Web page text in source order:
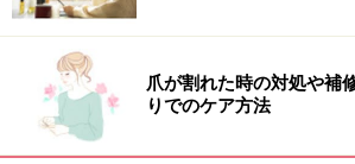
【私がオススメします！】トータル
ザー 水井真理子さん
爪が割れた時の対処や補
りでのケア方法